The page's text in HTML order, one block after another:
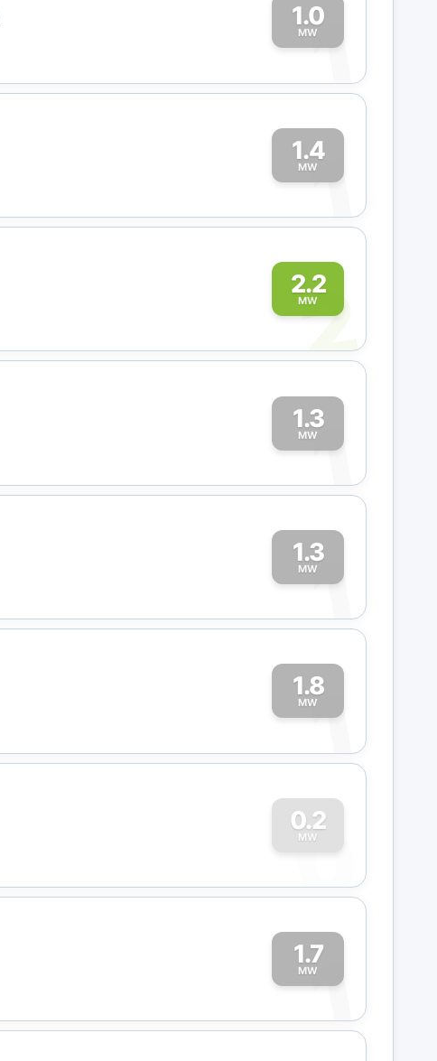
1.0
MW
1
1.4
MW
1
2.2
MW
2
1.3
MW
1
1.3
MW
1
1.8
MW
1
0.2
MW
0
1.7
MW
1